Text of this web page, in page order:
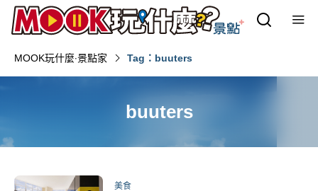
MOOK玩什麼‧景點家 Tag：buuters
buuters
美食